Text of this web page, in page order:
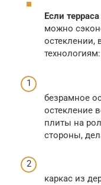
Если
можно
технологиям:
безрамное
остекление
плиты на
стороны,
каркас из